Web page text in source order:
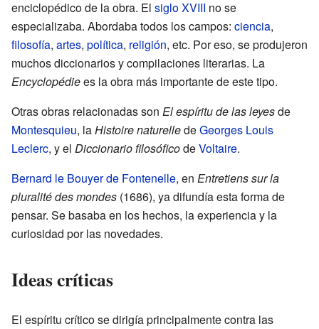
enciclopédico de la obra. El siglo XVIII no se
especializaba. Abordaba todos los campos: ciencia,
filosofía, artes, política, religión, etc. Por eso, se produjeron
muchos diccionarios y compilaciones literarias. La
Encyclopédiees la obra más importante de este tipo.
Otras obras relacionadas son El espíritu de las leyesde
Montesquieu, laHistoire naturelledeGeorges Louis
Leclerc, y el Diccionario filosóficodeVoltaire.
Bernard le Bouyer de Fontenelle, en Entretiens sur la
pluralité des mondes (1686), ya difundía esta forma de
pensar. Se basaba en los hechos, la experiencia y la
curiosidad por las novedades.
Ideas críticas
El espíritu crítico se dirigía principalmente contra las